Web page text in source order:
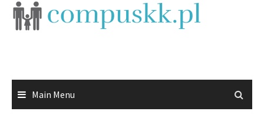
Skip
Main Menu